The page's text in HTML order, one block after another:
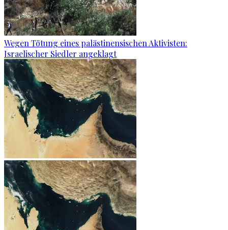
Wegen Tötung eines palästinensischen Aktivisten:
Israelischer Siedler angeklagt